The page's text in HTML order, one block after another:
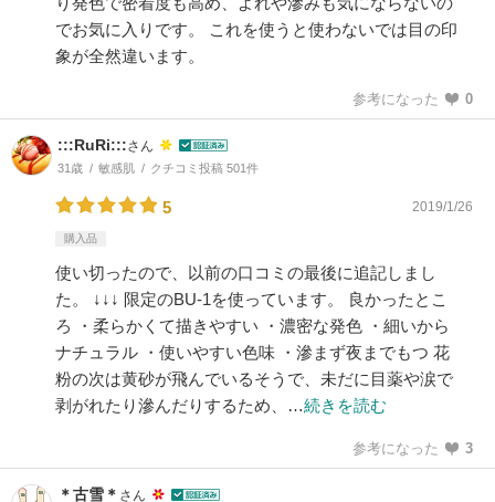
でお気に入りです。 これを使うと使わないでは目の印
象が全然違います。
参考になった 0
:::RuRi:::さん
31歳 敏感肌 クチコミ投稿 501件
5 2019/1/26
購入品
使い切ったので、以前の口コミの最後に追記しまし
た。 ↓↓↓ 限定のBU-1を使っています。 良かったとこ
ろ ・柔らかくて描きやすい ・濃密な発色 ・細いから
ナチュラル ・使いやすい色味 ・滲まず夜までもつ 花
粉の次は黄砂が飛んでいるそうで、未だに目薬や涙で
剥がれたり滲んだりするため、…続きを読む
参考になった 3
＊古雪＊ さん